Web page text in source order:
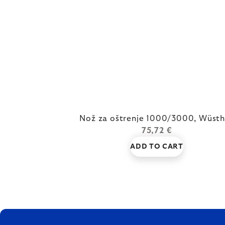
Nož za oštrenje 1000/3000,
75,72 €
ADD TO CART
FOOTER